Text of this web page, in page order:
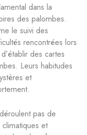
dans la
des palombes.
le suivi des
rencontrées lors
des cartes
Leurs habitudes
et
pas de
et